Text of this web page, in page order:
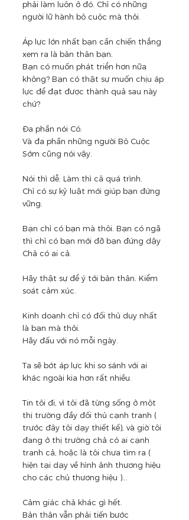
phải làm luôn ở đó. Chỉ có những
người lữ hành bỏ cuộc mà thôi.
Áp lực lớn nhất bạn cần chiến thắng
xem ra là bản thân bạn.
Bạn có muốn phát triển hơn nữa
không? Bạn có thật sự muốn chịu áp
lực để đạt được thành quả sau này
chứ?
Đa phần nói Có.
Và đa phần những người Bỏ Cuộc
Sớm cũng nói vậy.
Nói thì dễ. Làm thì cả quá trình.
Chỉ có sự kỷ luật mới giúp bạn đứng
vững.
Bạn chỉ có bạn mà thôi. Bạn có ngã
thì chỉ có bạn mới đỡ bạn đứng dậy
Chả có ai cả.
Hãy thật sự để ý tới bản thân. Kiểm
soát cảm xúc.
Kinh doanh chỉ có đối thủ duy nhất
là bạn mà thôi.
Hãy đấu với nó mỗi ngày.
Ta sẽ bớt áp lực khi so sánh với ai
khác ngoài kia hơn rất nhiều.
Tin tôi đi, vì tôi đã từng sống ở một
thị trường đầy đối thủ cạnh tranh (
trước đây tôi dạy thiết kế), và giờ tôi
đang ở thị trường chả có ai cạnh
tranh cả, hoặc là tôi chưa tìm ra (
hiện tại dạy về hình ảnh thương hiệu
cho các chủ thương hiệu )...
Cảm giác chả khác gì hết.
Bản thân vẫn phải tiến bước